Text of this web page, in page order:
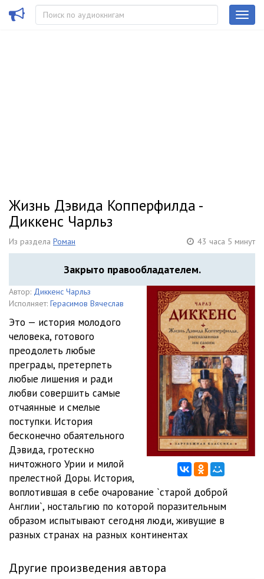
Жизнь Дэвида Копперфилда -
Диккенс Чарльз
Из раздела Роман 43 часа 5 минут
Закрыто правообладателем.
Автор: Диккенс Чарльз
Исполняет: Герасимов Вячеслав
Это — история молодого
человека, готового
преодолеть любые
преграды, претерпеть
любые лишения и ради
любви совершить самые
отчаянные и смелые
поступки. История
бесконечно обаятельного
Дэвида, гротескно
ничтожного Урии и милой
прелестной Доры. История,
воплотившая в себе очарование `старой доброй
Англии`, ностальгию по которой поразительным
образом испытывают сегодня люди, живущие в
разных странах на разных континентах
Другие произведения автора